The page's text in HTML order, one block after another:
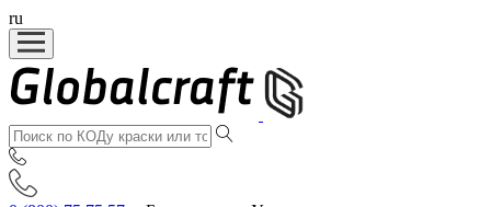
ru